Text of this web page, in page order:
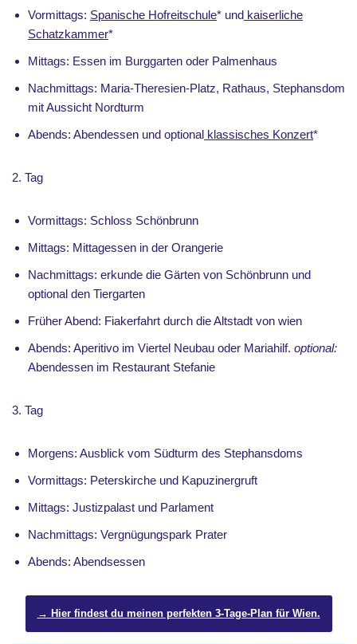
Vormittags: Spanische Hofreitschule* und kaiserliche
Schatzkammer*
Mittags: Essen im Burggarten oder Palmenhaus
Nachmittags: Maria-Theresien-Platz, Rathaus, Stephansdom
mit Aussicht Nordturm
Abends: Abendessen und optional klassisches Konzert*
2. Tag
Vormittags: Schloss Schönbrunn
Mittags: Mittagessen in der Orangerie
Nachmittags: erkunde die Gärten von Schönbrunn und
optional den Tiergarten
Früher Abend: Fiakerfahrt durch die Altstadt von wien
Abends: Aperitivo im Viertel Neubau oder Mariahilf. optional:
Abendessen im Restaurant Stefanie
3. Tag
Morgens: Ausblick vom Südturm des Stephansdoms
Vormittags: Peterskirche und Kapuzinergruft
Mittags: Justizpalast und Parlament
Nachmittags: Vergnügungspark Prater
Abends: Abendsessen
→ Hier findest du meinen perfekten 3-Tage-Plan für Wien.